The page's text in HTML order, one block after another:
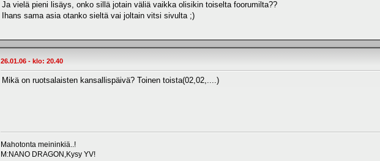
Ja vielä pieni lisäys, onko sillä jotain väliä vaikka olisikin toiselta foorumilta??
Ihans sama asia otanko sieltä vai joltain vitsi sivulta ;)
26.01.06 - klo: 20.40
Mikä on ruotsalaisten kansallispäivä? Toinen toista(02,02,....)
Mahotonta meininkiä..!
M:NANO DRAGON,Kysy YV!